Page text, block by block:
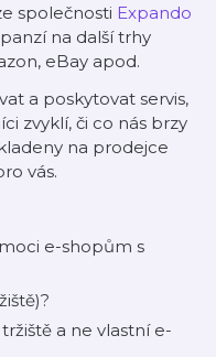
společnosti Expando
na další trhy
eBay apod.
a poskytovat servis,
zvyklí, či co nás brzy
na prodejce
vás.
e-shopům s
a ne vlastní e-